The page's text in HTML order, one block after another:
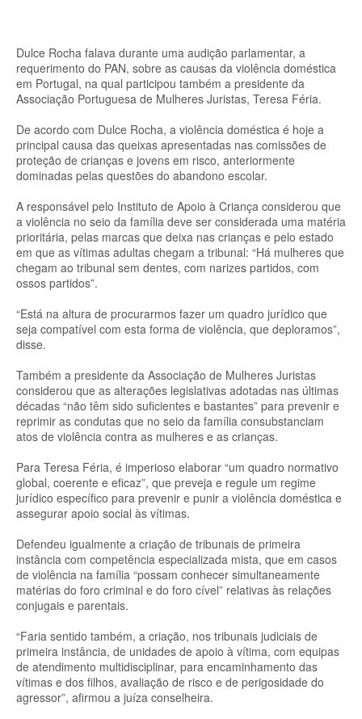
Dulce Rocha falava durante uma audição parlamentar, a
requerimento do PAN, sobre as causas da violência doméstica
em Portugal, na qual participou também a presidente da
Associação Portuguesa de Mulheres Juristas, Teresa Féria.
De acordo com Dulce Rocha, a violência doméstica é hoje a
principal causa das queixas apresentadas nas comissões de
proteção de crianças e jovens em risco, anteriormente
dominadas pelas questões do abandono escolar.
A responsável pelo Instituto de Apoio à Criança considerou que
a violência no seio da família deve ser considerada uma matéria
prioritária, pelas marcas que deixa nas crianças e pelo estado
em que as vítimas adultas chegam a tribunal: “Há mulheres que
chegam ao tribunal sem dentes, com narizes partidos, com
ossos partidos”.
“Está na altura de procurarmos fazer um quadro jurídico que
seja compatível com esta forma de violência, que deploramos”,
disse.
Também a presidente da Associação de Mulheres Juristas
considerou que as alterações legislativas adotadas nas últimas
décadas “não têm sido suficientes e bastantes” para prevenir e
reprimir as condutas que no seio da família consubstanciam
atos de violência contra as mulheres e as crianças.
Para Teresa Féria, é imperioso elaborar “um quadro normativo
global, coerente e eficaz”, que preveja e regule um regime
jurídico específico para prevenir e punir a violência doméstica e
assegurar apoio social às vítimas.
Defendeu igualmente a criação de tribunais de primeira
instância com competência especializada mista, que em casos
de violência na família “possam conhecer simultaneamente
matérias do foro criminal e do foro cível” relativas às relações
conjugais e parentais.
“Faria sentido também, a criação, nos tribunais judiciais de
primeira instância, de unidades de apoio à vítima, com equipas
de atendimento multidisciplinar, para encaminhamento das
vítimas e dos filhos, avaliação de risco e de perigosidade do
agressor”, afirmou a juíza conselheira.